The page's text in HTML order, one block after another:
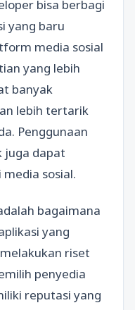
bisa berbagi
yang baru
media sosial
yang lebih
banyak
lebih tertarik
Penggunaan
juga dapat
sosial.
bagaimana
yang
riset
penyedia
reputasi yang